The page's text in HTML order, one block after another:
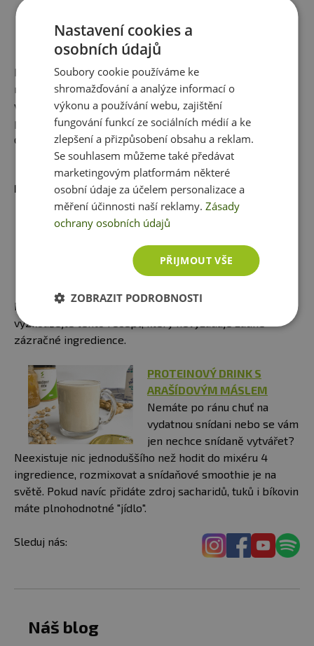
přírodní produkt bez zbytečných
příměsí. Arašídový krém představuje
skvělý zdroj energie, zdravých tuků i
bílkovin. Dále obsahuje řadu vitamínů (např. vitamín E),
minerálů (např. hořčík) a antioxidantů. Je vhodný pro
vegany a neobsahuje lepek. V kuchyni ho využijete při
pečení, vaření, na ozdobení snídaňové kaše či palačinek,
do smoothie nebo jen tak na lžičku.
Mohlo by Vás zajímat:
JABLEČNÁ BUCHTA S
RECEPT
Ať už máte jablka vlastní,
který je má plnou zahradu a už neví, co s nimi,
vyzkoušejte tento recept, který nevyžaduje žádné
zázračné ingredience.
PROTEINOVÝ DRINK S
ARAŠÍDOVÝM MÁSLEM
Nemáte po ránu chuť na
vydatnou snídani nebo se vám
jen nechce snídaně vytvářet?
Neexistuje nic jednoduššího než hodit do mixéru 4
ingredience, rozmixovat a snídaňové smoothie je na
světě. Pokud navíc přidáte zdroj sacharidů, tuků i bíkovin
máte plnohodnotné "jídlo".
Sleduj nás:
Náš blog
Nastavení cookies a
osobních údajů
Soubory cookie používáme ke
shromažďování a analýze informací o
výkonu a používání webu, zajištění
fungování funkcí ze sociálních médií a ke
zlepšení a přizpůsobení obsahu a reklam.
Se souhlasem můžeme také předávat
marketingovým platformám některé
osobní údaje za účelem personalizace a
měření účinnosti naší reklamy.Zásady
ochrany osobních údajů
PŘIJMOUT VŠE
ZOBRAZIT PODROBNOSTI